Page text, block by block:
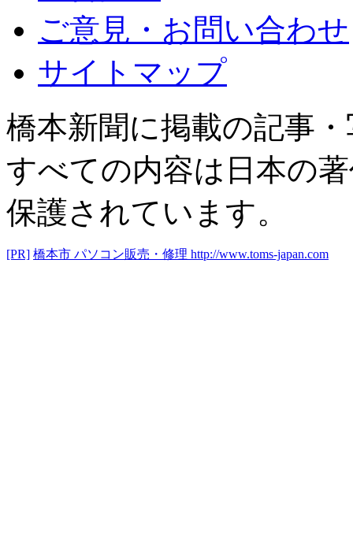
ご意見・お問い合わせ
サイトマップ
橋本新聞に掲載の記事
すべての内容は日本の
保護されています。
[PR] 橋本市 パソコン販売・修理 http://www.toms-japan.com